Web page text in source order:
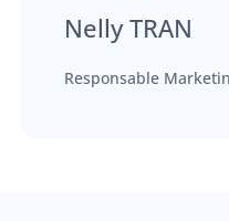
Nelly TRAN
Responsable